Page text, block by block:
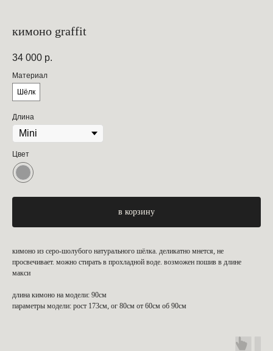
кимоно graffit
34 000 р.
Материал
Шёлк
Длина
Цвет
в корзину
кимоно из серо-шолубого натурального шёлка. деликатно мнется, не
просвечивает. можно стирать в прохладной воде. возможен пошив в длине
макси
длина кимоно на модели: 90см
параметры модели: рост 173см, ог 80см от 60см об 90см